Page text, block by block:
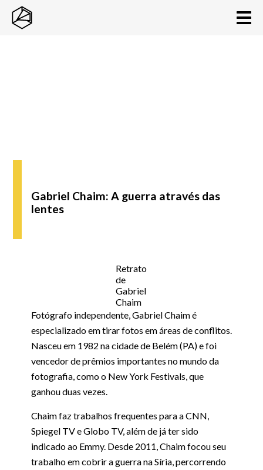
Gabriel Chaim: A guerra através das
lentes
Retrato
de
Gabriel
Chaim
Fotógrafo independente, Gabriel Chaim é
especializado em tirar fotos em áreas de conflitos.
Nasceu em 1982 na cidade de Belém (PA) e foi
vencedor de prêmios importantes no mundo da
fotografia, como o New York Festivals, que
ganhou duas vezes.
Chaim faz trabalhos frequentes para a CNN,
Spiegel TV e Globo TV, além de já ter sido
indicado ao Emmy. Desde 2011, Chaim focou seu
trabalho em cobrir a guerra na Síria, percorrendo